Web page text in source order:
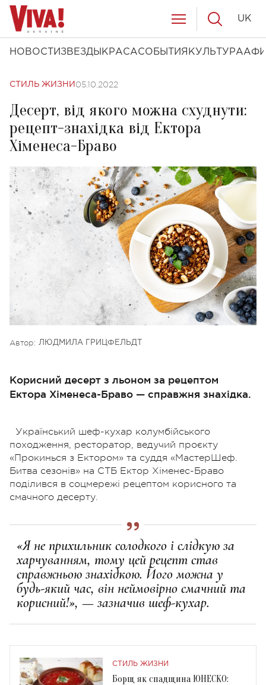
НОВОСТИ ЗВЕЗДЫ КРАСАСОБЫТИЯ КУЛЬТУРА
UK
СТИЛЬ ЖИЗНИ 05.10.2022
Десерт, від якого можна схуднути:
рецепт-знахідка від Ектора
Хіменеса-Браво
Автор: ЛЮДМИЛА ГРИЦФЕЛЬДТ
Корисний десерт з льоном за рецептом
Ектора Хіменеса-Браво — справжня знахідка.
Український шеф-кухар колумбійського
походження, ресторатор, ведучий проєкту
«Прокинься з Ектором» та суддя «МастерШеф.
Битва сезонів» на СТБ Ектор Хіменес-Браво
поділився в соцмережі рецептом корисного та
смачного десерту.
«Я не прихильник солодкого і слідкую за
харчуванням, тому цей рецепт став
справжньою знахідкою. Його можна у
будь-який час, він неймовірно смачний та
корисний!», — зазначив шеф-кухар.
СТИЛЬ ЖИЗНИ
Борщ як спадщина ЮНЕСКО: